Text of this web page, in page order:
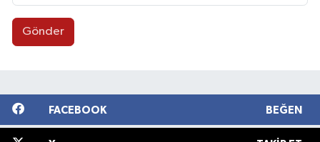
Gönder
FACEBOOK BEĞEN